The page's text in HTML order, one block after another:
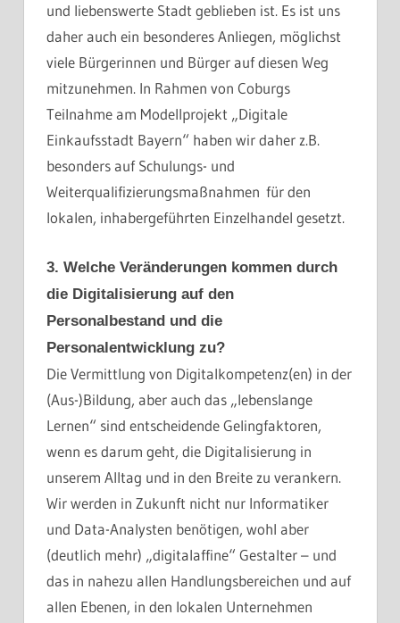
und liebenswerte Stadt geblieben ist. Es ist uns
daher auch ein besonderes Anliegen, möglichst
viele Bürgerinnen und Bürger auf diesen Weg
mitzunehmen. In Rahmen von Coburgs
Teilnahme am Modellprojekt „Digitale
Einkaufsstadt Bayern“ haben wir daher z.B.
besonders auf Schulungs- und
Weiterqualifizierungsmaßnahmen für den
lokalen, inhabergeführten Einzelhandel gesetzt.
3. Welche Veränderungen kommen durch
die Digitalisierung auf den
Personalbestand und die
Personalentwicklung zu?
Die Vermittlung von Digitalkompetenz(en) in der
(Aus-)Bildung, aber auch das „lebenslange
Lernen“ sind entscheidende Gelingfaktoren,
wenn es darum geht, die Digitalisierung in
unserem Alltag und in den Breite zu verankern.
Wir werden in Zukunft nicht nur Informatiker
und Data-Analysten benötigen, wohl aber
(deutlich mehr) „digitalaffine“ Gestalter – und
das in nahezu allen Handlungsbereichen und auf
allen Ebenen, in den lokalen Unternehmen